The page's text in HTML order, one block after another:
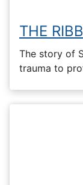
THE
The story of
trauma to